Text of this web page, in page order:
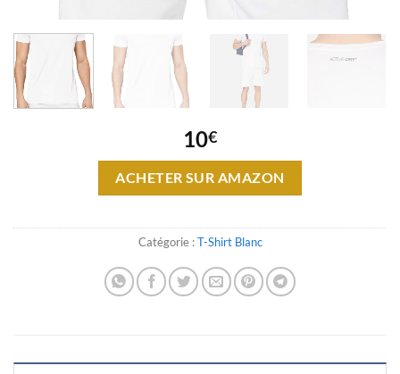
10€
ACHETER SUR AMAZON
Catégorie :T-Shirt Blanc